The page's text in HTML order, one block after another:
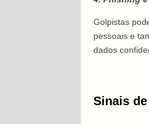
Golpistas
pessoais e
dados
Sinais